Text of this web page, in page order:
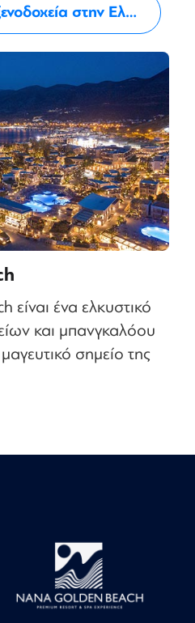
ένα ελκυστικό
και μπανγκαλόου
σημείο της
στην Ελλάδα